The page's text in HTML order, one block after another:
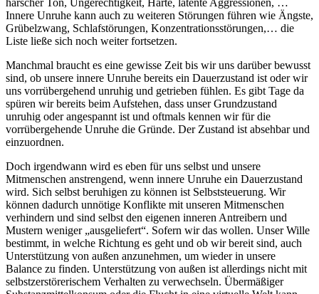
harscher Ton, Ungerechtigkeit, Härte, latente Aggressionen, …
Innere Unruhe kann auch zu weiteren Störungen führen wie Ängste,
Grübelzwang, Schlafstörungen, Konzentrationsstörungen,… die
Liste ließe sich noch weiter fortsetzen.
Manchmal braucht es eine gewisse Zeit bis wir uns darüber bewusst
sind, ob unsere innere Unruhe bereits ein Dauerzustand ist oder wir
uns vorrübergehend unruhig und getrieben fühlen. Es gibt Tage da
spüren wir bereits beim Aufstehen, dass unser Grundzustand
unruhig oder angespannt ist und oftmals kennen wir für die
vorrübergehende Unruhe die Gründe. Der Zustand ist absehbar und
einzuordnen.
Doch irgendwann wird es eben für uns selbst und unsere
Mitmenschen anstrengend, wenn innere Unruhe ein Dauerzustand
wird. Sich selbst beruhigen zu können ist Selbststeuerung. Wir
können dadurch unnötige Konflikte mit unseren Mitmenschen
verhindern und sind selbst den eigenen inneren Antreibern und
Mustern weniger „ausgeliefert“. Sofern wir das wollen. Unser Wille
bestimmt, in welche Richtung es geht und ob wir bereit sind, auch
Unterstützung von außen anzunehmen, um wieder in unsere
Balance zu finden. Unterstützung von außen ist allerdings nicht mit
selbstzerstörerischem Verhalten zu verwechseln. Übermäßiger